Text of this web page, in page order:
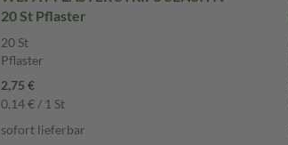
20 St Pflaster
20 St
Pflaster
2,75 €
0,14 € / 1 St
sofort lieferbar